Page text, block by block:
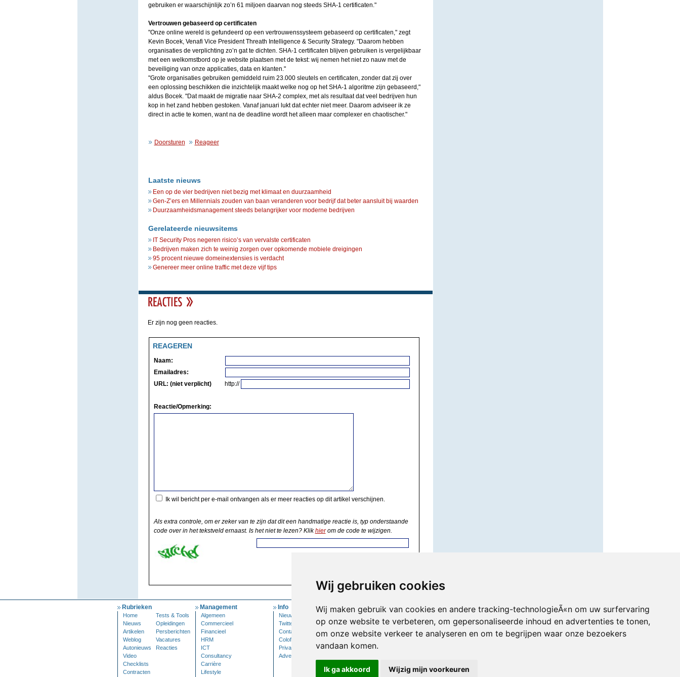
Wij gebruiken cookies
Wij maken gebruik van cookies en andere tracking-technologieÃ«n om uw surfervaring
op onze website te verbeteren, om gepersonaliseerde inhoud en advertenties te tonen,
om onze website verkeer te analyseren en om te begrijpen waar onze bezoekers
vandaan komen.
Ik ga akkoord Wijzig mijn voorkeuren
gebruiken er waarschijnlijk zo’n 61 miljoen daarvan nog steeds SHA-1 certificaten."
Vertrouwen gebaseerd op certificaten
"Onze online wereld is gefundeerd op een vertrouwenssysteem gebaseerd op certificaten," zegt
Kevin Bocek, Venafi Vice President Threath Intelligence & Security Strategy. "Daarom hebben
organisaties de verplichting zo’n gat te dichten. SHA-1 certificaten blijven gebruiken is vergelijkbaar
met een welkomstbord op je website plaatsen met de tekst: wij nemen het niet zo nauw met de
beveiliging van onze applicaties, data en klanten."
"Grote organisaties gebruiken gemiddeld ruim 23.000 sleutels en certificaten, zonder dat zij over
een oplossing beschikken die inzichtelijk maakt welke nog op het SHA-1 algoritme zijn gebaseerd,"
aldus Bocek. "Dat maakt de migratie naar SHA-2 complex, met als resultaat dat veel bedrijven hun
kop in het zand hebben gestoken. Vanaf januari lukt dat echter niet meer. Daarom adviseer ik ze
direct in actie te komen, want na de deadline wordt het alleen maar complexer en chaotischer."
Doorsturen Reageer
Laatste nieuws
Een op de vier bedrijven niet bezig met klimaat en duurzaamheid
Gen-Z’ers en Millennials zouden van baan veranderen voor bedrijf dat beter aansluit bij waarden
Duurzaamheidsmanagement steeds belangrijker voor moderne bedrijven
Gerelateerde nieuwsitems
IT Security Pros negeren risico’s van vervalste certificaten
Bedrijven maken zich te weinig zorgen over opkomende mobiele dreigingen
95 procent nieuwe domeinextensies is verdacht
Genereer meer online traffic met deze vijf tips
Er zijn nog geen reacties.
REAGEREN
Naam:
Emailadres:
URL: (niet verplicht)
http://
Reactie/Opmerking:
Ik wil bericht per e-mail ontvangen als er meer reacties op dit artikel verschijnen.
Als extra controle, om er zeker van te zijn dat dit een handmatige reactie is, typ onderstaande
code over in het tekstveld ernaast. Is het niet te lezen? Klikhierom de code te wijzigen.
Rubrieken
Home
Tests & Tools
Nieuws
Opleidingen
Artikelen
Persberichten
Weblog
Vacatures
Autonieuws
Reacties
Video
Checklists
Contracten
Management
Algemeen
Commercieel
Financieel
HRM
ICT
Consultancy
Carrière
Lifestyle
Info
Nieuwsbrief
Twitter
Contact
Colofon
Privacy
Adverteren
Mijn Account
Inloggen